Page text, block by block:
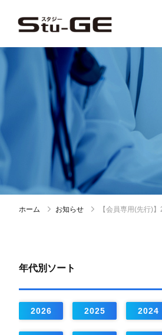
ホーム お知らせ 【会員専用(先行)
年代別ソート
2026 2025 2024